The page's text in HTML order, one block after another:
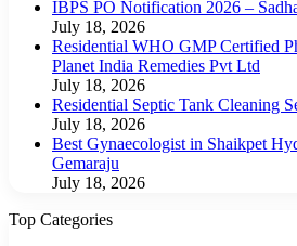
IBPS PO Notification 2026 –
July 18, 2026
Residential WHO GMP Certified
Planet India Remedies Pvt Ltd
July 18, 2026
Residential Septic Tank Cleaning
July 18, 2026
Best Gynaecologist in Shaikpet
Gemaraju
July 18, 2026
Top Categories